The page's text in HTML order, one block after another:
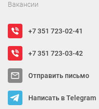
Вакансии
+7 351 723-02-41
+7 351 723-03-42
Отправить письмо
Написать в Telegram